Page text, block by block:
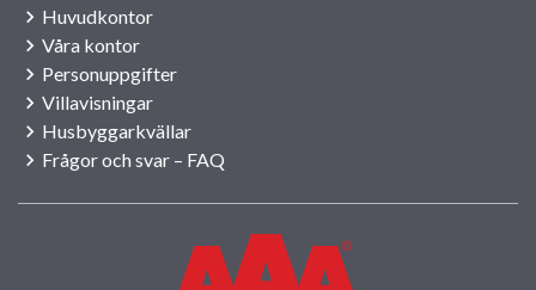
Huvudkontor
Våra kontor
Personuppgifter
Villavisningar
Husbyggarkvällar
Frågor och svar – FAQ